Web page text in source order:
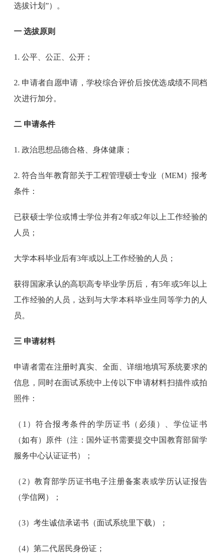
选拔计划”）。
一 选拔原则
1. 公平、公正、公开；
2. 申请者自愿申请，学校综合评价后按优选成绩不同档
次进行加分。
二 申请条件
1. 政治思想品德合格、身体健康；
2. 符合当年教育部关于工程管理硕士专业（MEM）报考
条件：
已获硕士学位或博士学位并有2年或2年以上工作经验的
人员；
大学本科毕业后有3年或以上工作经验的人员；
获得国家承认的高职高专毕业学历后，有5年或5年以上
工作经验的人员，达到与大学本科毕业生同等学力的人
员。
三 申请材料
申请者需在注册时真实、全面、详细地填写系统要求的
信息，同时在面试系统中上传以下申请材料扫描件或拍
照件：
（1）符合报考条件的学历证书（必须）、学位证书
（如有）原件（注：国外证书需要提交中国教育部留学
服务中心认证证书）；
（2）教育部学历证书电子注册备案表或学历认证报告
（学信网）；
（3）考生诚信承诺书（面试系统里下载）；
（4）第二代居民身份证；